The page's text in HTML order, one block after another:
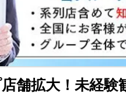
店舗拡大！未経